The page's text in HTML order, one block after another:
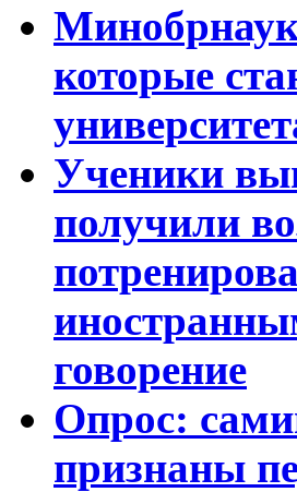
которые
Ученики
получили
говорение
Опрос:
признаны